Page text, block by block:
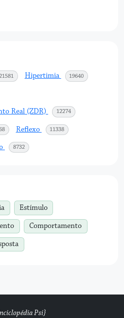
acessosHipertimia 19640acessos
Real (ZDR) 12274acessos
acessosReflexo 11338acessos
8732acessos
Estímulo
Comportamento
Psi}